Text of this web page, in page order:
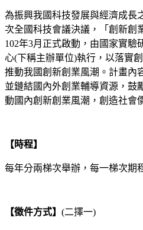
為振興我國科技發展與經濟成長
次全國科技會議決議，「創新創
102年3月正式啟動，由國家實驗
心(下稱主辦單位)執行，以落實
推動我國創新創業風潮。計畫內
並鏈結國內外創業輔導資源，鼓
動國內創新創業風潮，創造社會
【時程】
每年分兩梯次舉辦，每一梯次期
【徵件方式】 (二擇一)